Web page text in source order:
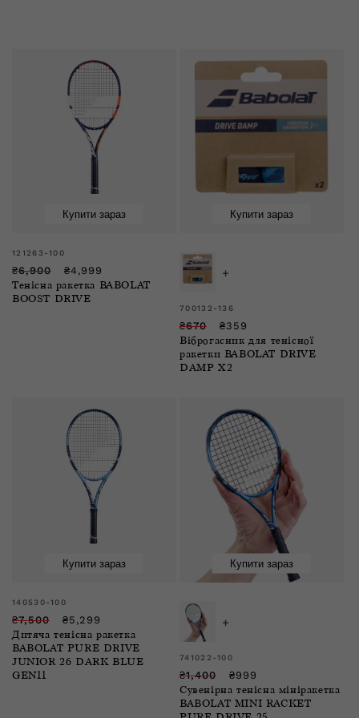
:
Купити зараз
Розпродаж
Продавець:
121263-100
Звичайна
ціна
₴6,900
Ціна
зі
₴4,999
Тенісна ракетка BABOLAT
BOOST DRIVE
Купити зараз
Розпродаж
+
Продавець:
700132-136
Звичайна
ціна
₴670
Ціна
зі
знижкою
₴359
Віброгасник для тенісної
ракетки BABOLAT DRIVE
DAMP X2
Купити зараз
Розпродаж
Продавець:
140530-100
Звичайна
ціна
₴7,500
Ціна
зі
знижкою
₴5,299
Дитяча тенісна ракетка
BABOLAT PURE DRIVE
JUNIOR 26 DARK BLUE
GEN11
Купити зараз
Розпродаж
+
Продавець:
741022-100
Звичайна
ціна
₴1,400
Ціна
зі
знижкою
₴999
Сувенірна тенісна мініракетка
BABOLAT MINI RACKET